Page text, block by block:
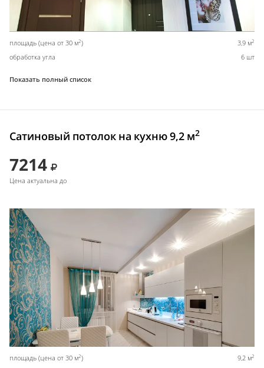
площадь (цена от 30 м2) 3,9 м2
обработка угла 6 шт
Показать полный список
Сатиновый потолок на кухню 9,2 м2
7214
Цена актуальна до
площадь (цена от 30 м2) 9,2 м2